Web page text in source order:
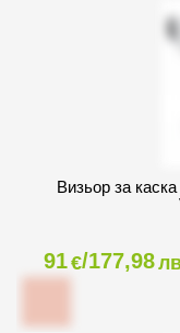
Визьор за
91€/177,98